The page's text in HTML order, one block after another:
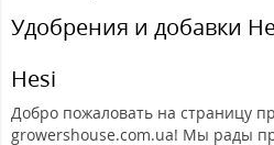
Удобрения и добавки
Hesi
Добро пожаловать на страницу
growershouse.com.ua! Мы рады